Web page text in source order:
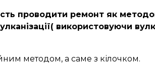
проводити ремонт як
використовуючи
методом, а саме з кілочком.